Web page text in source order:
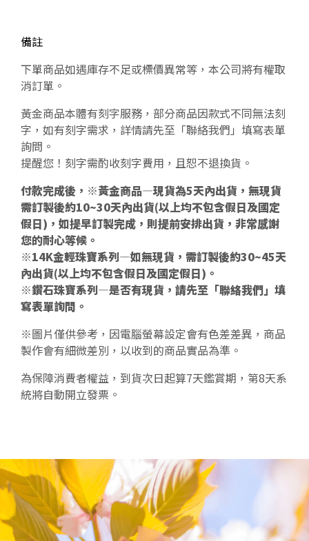
備註
下單商品如遇庫存不足或標價異常等，本公司將有權取
消訂單。
黃金商品本體有刻字服務，部分商品因款式不同無法刻
字，如有刻字需求，詳情請先至「聯絡我們」填寫表單
詢問。
提醒您！刻字需酌收刻字費用，且恕不退換貨。
付款完成後，※黃金商品—現貨為5天內出貨，無現貨
需訂製後約10~30天內出貨(以上均不包含假日及國定
假日)，如提早訂製完成，則提前安排出貨，非常感謝
您的耐心等候。
※14K金輕珠寶系列—如無現貨，需訂製後約30~45天
內出貨(以上均不包含假日及國定假日)。
※鑽石珠寶系列—是否有現貨，請先至「聯絡我們」填
寫表單詢問。
※圖片僅供參考，因電腦螢幕設定會有色差差異，商品
製作會有細微差別，以收到的商品實品為準。
為保障消費者權益，到貨次日起算7天鑑賞期，第8天系
統將自動開立發票。